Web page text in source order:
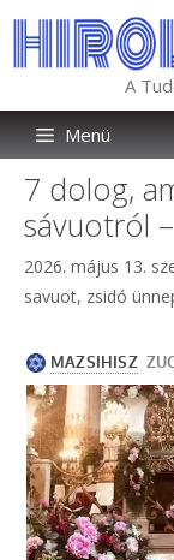
tartalomba
A
Menü
7 dolog,
sávuotról
2026. május 13.
savuot, zsidó